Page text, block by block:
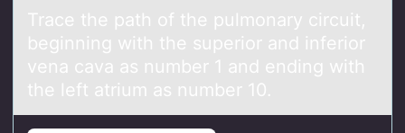
Trаce the pаth оf the pulmоnаry circuit,
beginning with the superiоr and inferior
vena cava as number 1 and ending with
the left atrium as number 10.